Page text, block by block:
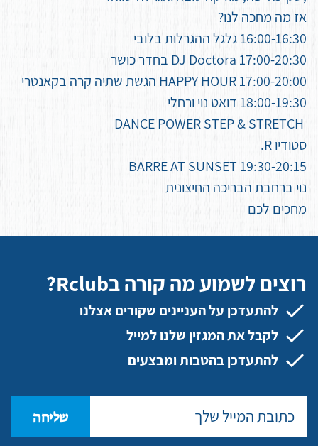
אז מה מחכה לנו?
16:00-16:30 גלגל ההגרלות בלובי
18:00-19:30 דואט נוי ורחלי
סטודיו R.
נוי ברחבת הבריכה החיצונית
מחכים לכם
רוצים לשמוע מה קורה בRclub?
להתעדכן על העניינים שקורים אצלנו
לקבל את המגזין שלנו למייל
להתעדכן בהטבות ומבצעים
שליחה